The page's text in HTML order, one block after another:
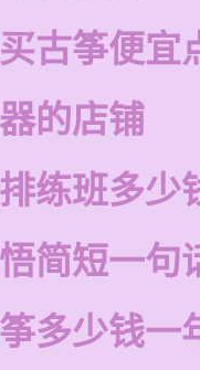
古筝便宜
的店铺
练班多少
简短一句
多少钱一